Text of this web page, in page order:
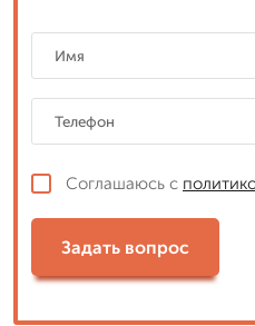
Соглашаюсь с
Задать вопрос